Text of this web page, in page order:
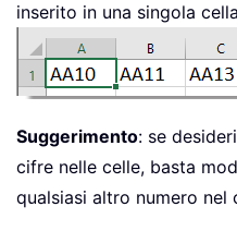
inserito in una singola
Suggerimento: se
cifre nelle celle, basta
qualsiasi altro numero nel